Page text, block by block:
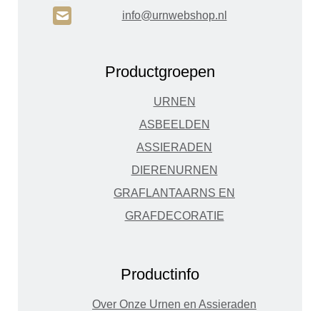
H info@urnwebshop.nl
Productgroepen
URNEN
ASBEELDEN
ASSIERADEN
DIERENURNEN
GRAFLANTAARNS EN
GRAFDECORATIE
Productinfo
Over Onze Urnen en Assieraden